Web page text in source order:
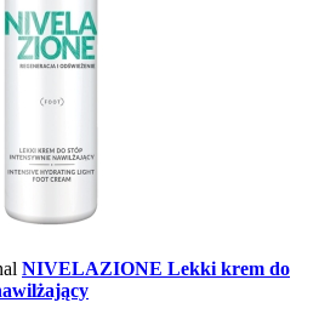
NIVELAZIONE Lekki krem do